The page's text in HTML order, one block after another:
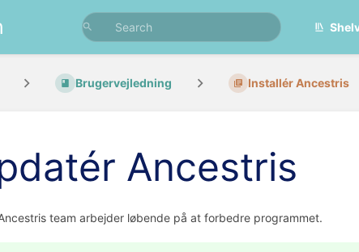
Brugervejledning Installér Ancestris
Ancestris
team arbejder løbende på at forbedre programmet.